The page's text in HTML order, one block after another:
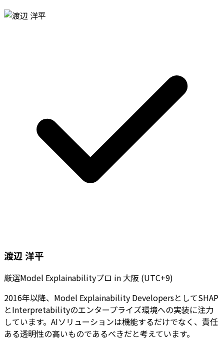
渡辺 洋平
厳選Model Explainabilityプロ in 大阪 (UTC+9)
2016年以降、Model Explainability DevelopersとしてSHAP
とInterpretabilityのエンタープライズ環境への実装に注力
しています。AIソリューションは機能するだけでなく、責任
ある透明性の高いものであるべきだと考えています。